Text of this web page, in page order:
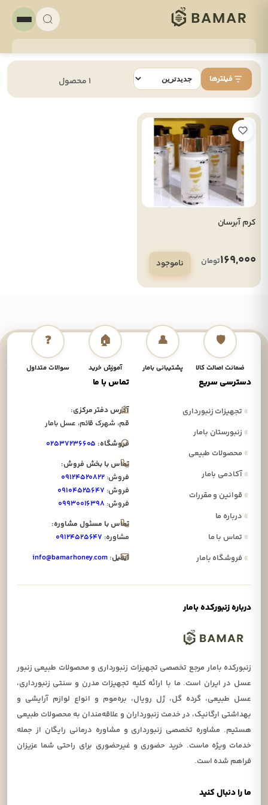
فیلترها
کرم آبرسان
169,000تومان ناموجود
🛡️
ضمانت اصالت کالا
👤
پشتیبانی بامار
🏠
آموزش خرید
❓
سوالات متداول
ما را دنبال کنید
دسترسی سریع
»تجهیزات زنبورداری
»زنبورستان بامار
»محصولات طبیعی
»آکادمی بامار
»قوانین و مقررات
»درباره ما
»تماس با ما
»فروشگاه بامار
تماس با ما
آدرس دفتر مرکزی:
قم، شهرک قائم، عسل بامار
فروشگاه: ۰۲۵۳۷۲۳۶۶۰۵
تماس با بخش فروش:
فروش: ۰۹۱۲۴۵۲۰۸۲۲
فروش: ۰۹۱۰۴۵۲۵۶۴۷
فروش: ۰۹۹۳۰۰۱۶۳۹۸
تماس با مسئول مشاوره:
مشاوره: ۰۹۱۲۴۵۲۵۶۴۷
ایمیل: info@bamarhoney.com
درباره زنبورکده بامار
زنبورکده بامار مرجع تخصصی تجهیزات زنبورداری و محصولات طبیعی زنبور
عسل در ایران است. ما با ارائه کلیه تجهیزات مدرن و سنتی زنبورداری،
عسل طبیعی، گرده گل، ژل رویال، بره‌موم و انواع لوازم آرایشی و
بهداشتی ارگانیک، در خدمت زنبورداران و علاقه‌مندان به محصولات طبیعی
هستیم. مشاوره تخصصی زنبورداری و مشاوره درمانی رایگان از جمله
خدمات ویژه ماست. خرید حضوری و غیرحضوری برای راحتی شما عزیزان
فراهم شده است.